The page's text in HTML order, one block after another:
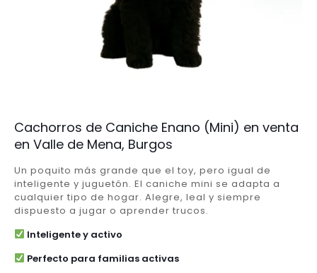
Cachorros de Caniche Enano (Mini) en venta
en Valle de Mena, Burgos
Un poquito más grande que el toy, pero igual de
inteligente y juguetón. El caniche mini se adapta a
cualquier tipo de hogar. Alegre, leal y siempre
dispuesto a jugar o aprender trucos.
Inteligente y activo
Perfecto para familias activas